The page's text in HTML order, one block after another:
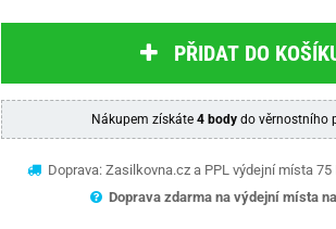
PŘIDAT DO
Nákupem získáte 4 bodydo věrnostního
Doprava: Zasilkovna.cz a PPL výdejní místa 75
Doprava zdarma na výdejní místa